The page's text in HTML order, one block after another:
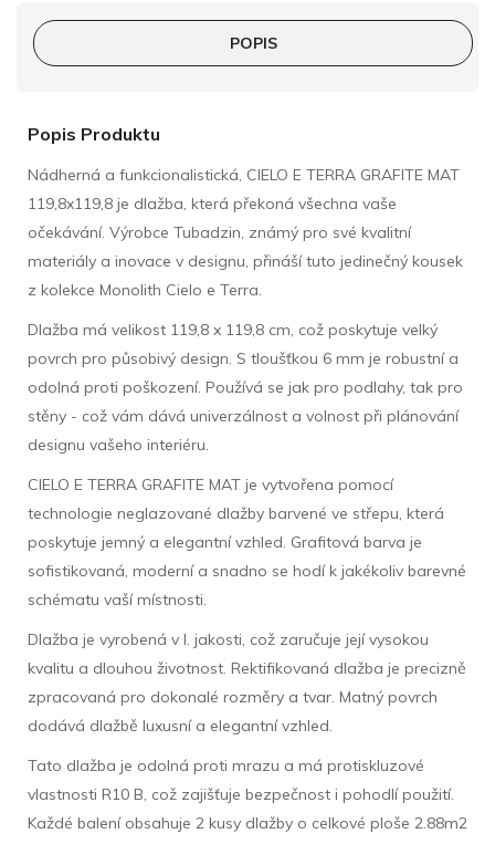
POPIS
Popis Produktu
Nádherná a funkcionalistická, CIELO E TERRA GRAFITE MAT
119,8x119,8 je dlažba, která překoná všechna vaše
očekávání. Výrobce Tubadzin, známý pro své kvalitní
materiály a inovace v designu, přináší tuto jedinečný kousek
z kolekce Monolith Cielo e Terra.
Dlažba má velikost 119,8 x 119,8 cm, což poskytuje velký
povrch pro působivý design. S tloušťkou 6 mm je robustní a
odolná proti poškození. Používá se jak pro podlahy, tak pro
stěny - což vám dává univerzálnost a volnost při plánování
designu vašeho interiéru.
CIELO E TERRA GRAFITE MAT je vytvořena pomocí
technologie neglazované dlažby barvené ve střepu, která
poskytuje jemný a elegantní vzhled. Grafitová barva je
sofistikovaná, moderní a snadno se hodí k jakékoliv barevné
schématu vaší místnosti.
Dlažba je vyrobená v I. jakosti, což zaručuje její vysokou
kvalitu a dlouhou životnost. Rektifikovaná dlažba je precizně
zpracovaná pro dokonalé rozměry a tvar. Matný povrch
dodává dlažbě luxusní a elegantní vzhled.
Tato dlažba je odolná proti mrazu a má protiskluzové
vlastnosti R10 B, což zajišťuje bezpečnost i pohodlí použití.
Každé balení obsahuje 2 kusy dlažby o celkové ploše 2.88m2